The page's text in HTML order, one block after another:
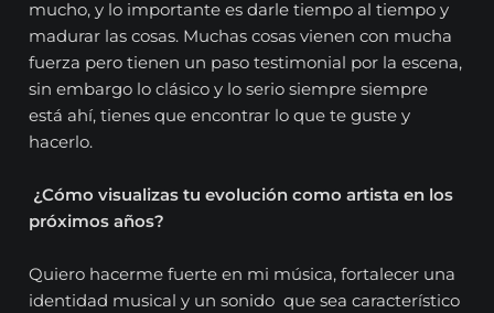
mucho, y lo importante es darle tiempo al tiempo y
madurar las cosas. Muchas cosas vienen con mucha
fuerza pero tienen un paso testimonial por la escena,
sin embargo lo clásico y lo serio siempre siempre
está ahí, tienes que encontrar lo que te guste y
hacerlo.
¿Cómo visualizas tu evolución como artista en los
próximos años?
Quiero hacerme fuerte en mi música, fortalecer una
identidad musical y un sonido que sea característico